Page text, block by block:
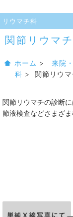
関節リウマ
リウマチ科
ホーム > 来院
科 > 関節リウマ
関節リウマチの診断
節液検査などさまざま